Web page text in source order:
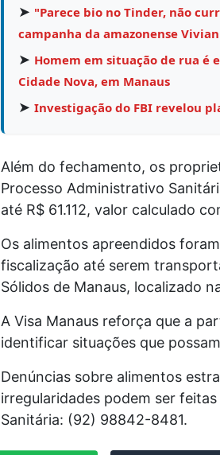
➤ "Parece bio no Tinder, não
campanha da amazonense
➤ Homem em situação de rua é
Cidade Nova, em Manaus
➤ Investigação do FBI revelou
Além do fechamento, os
Processo Administrativo
até R$ 61.112, valor calculado
Os alimentos apreendidos
fiscalização até serem
Sólidos de Manaus, localizado
A Visa Manaus reforça que a
identificar situações que
Denúncias sobre alimentos
irregularidades podem ser
Sanitária: (92) 98842-8481.